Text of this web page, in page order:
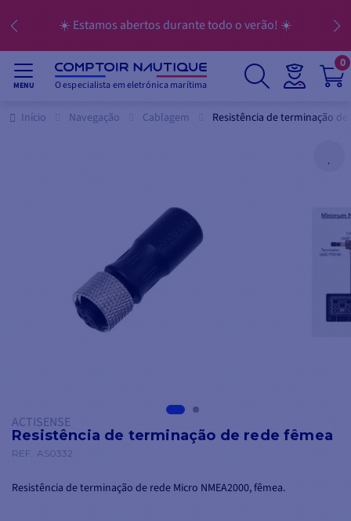
☀️ Estamos abertos durante todo o verão! ☀️
MENU O especialista em eletrónica marítima
0
Início Navegação Cablagem Resistência de terminação
ACTISENSE
Resistência de terminação de rede fêmea
REF. AS0332
Resistência de terminação de rede Micro NMEA2000, fêmea.